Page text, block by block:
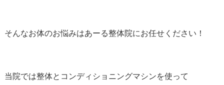
そんなお体のお悩みはあーる整体院にお任せください！
当院では整体とコンディショニングマシンを使って